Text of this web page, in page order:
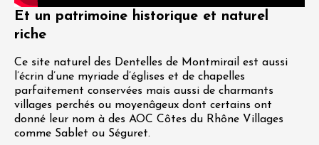
Et un patrimoine historique et naturel
riche
Ce site naturel des Dentelles de Montmirail est aussi
l’écrin d’une myriade d’églises et de chapelles
parfaitement conservées mais aussi de charmants
villages perchés ou moyenâgeux dont certains ont
donné leur nom à des AOC Côtes du Rhône Villages
comme Sablet ou Séguret.